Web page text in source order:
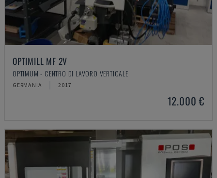
OPTIMILL MF 2V
OPTIMUM - CENTRO DI LAVORO VERTICALE
GERMANIA 2017
12.000 €